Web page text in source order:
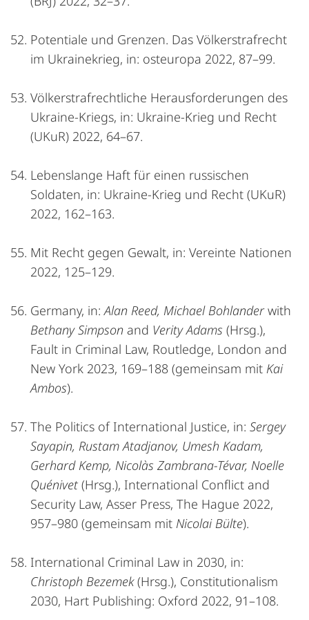
Potentiale und Grenzen. Das Völkerstrafrecht
im Ukrainekrieg, in: osteuropa 2022, 87–99.
Völkerstrafrechtliche Herausforderungen des
Ukraine-Kriegs, in: Ukraine-Krieg und Recht
(UKuR) 2022, 64–67.
Lebenslange Haft für einen russischen
Soldaten, in: Ukraine-Krieg und Recht (UKuR)
2022, 162–163.
Mit Recht gegen Gewalt, in: Vereinte Nationen
2022, 125–129.
Germany, in:Alan Reed, Michael Bohlanderwith
Bethany Simpson and Verity Adams (Hrsg.),
Fault in Criminal Law, Routledge, London and
New York 2023, 169–188 (gemeinsam mit Kai
Ambos).
The Politics of International Justice, in: Sergey
Sayapin, Rustam Atadjanov, Umesh Kadam,
Gerhard Kemp, Nicolàs Zambrana-Tévar, Noelle
Quénivet (Hrsg.), International Conflict and
Security Law, Asser Press, The Hague 2022,
957–980 (gemeinsam mit Nicolai Bülte).
International Criminal Law in 2030, in:
Christoph Bezemek(Hrsg.), Constitutionalism
2030, Hart Publishing: Oxford 2022, 91–108.